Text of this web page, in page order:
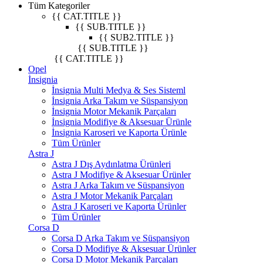
Tüm Kategoriler
{{ CAT.TITLE }}
{{ SUB.TITLE }}
{{ SUB2.TITLE }}
{{ SUB.TITLE }}
{{ CAT.TITLE }}
Opel
İnsignia
İnsignia Multi Medya & Ses Sisteml
İnsignia Arka Takım ve Süspansiyon
İnsignia Motor Mekanik Parçaları
İnsignia Modifiye & Aksesuar Ürünle
İnsignia Karoseri ve Kaporta Ürünle
Tüm Ürünler
Astra J
Astra J Dış Aydınlatma Ürünleri
Astra J Modifiye & Aksesuar Ürünler
Astra J Arka Takım ve Süspansiyon
Astra J Motor Mekanik Parçaları
Astra J Karoseri ve Kaporta Ürünler
Tüm Ürünler
Corsa D
Corsa D Arka Takım ve Süspansiyon
Corsa D Modifiye & Aksesuar Ürünler
Corsa D Motor Mekanik Parçaları